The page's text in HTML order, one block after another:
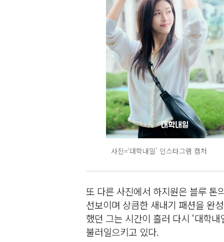
사진=‘대학내일’ 인스타그램 캡처
또 다른 사진에서 하지원은 블루 톤
선보이며 상큼한 새내기 패션을 완
했던 그는 시간이 흘러 다시 ‘대학
불러일으키고 있다.